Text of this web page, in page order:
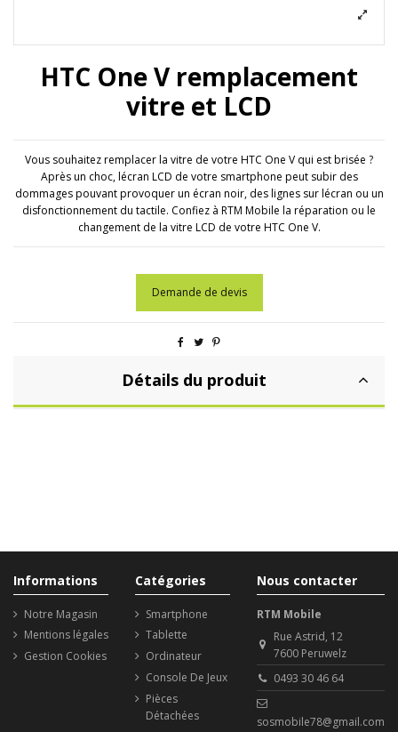
HTC One V remplacement
vitre et LCD
Vous souhaitez remplacer la vitre de votre HTC One V qui est brisée ?
Après un choc, lécran LCD de votre smartphone peut subir des
dommages pouvant provoquer un écran noir, des lignes sur lécran ou un
disfonctionnement du tactile. Confiez à RTM Mobile la réparation ou le
changement de la vitre LCD de votre HTC One V.
Demande de devis
Détails du produit
Informations
Notre Magasin
Mentions légales
Gestion Cookies
Catégories
Smartphone
Tablette
Ordinateur
Console De Jeux
Pièces
Détachées
Nous contacter
RTM Mobile
Rue Astrid, 12
7600 Peruwelz
0493 30 46 64
sosmobile78@gmail.com